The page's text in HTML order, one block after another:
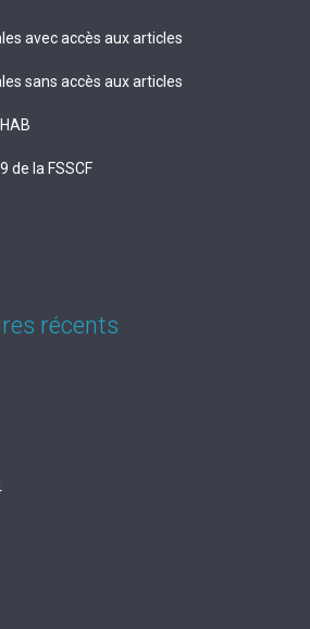
avec accès aux articles
sans accès aux articles
de la FSSCF
récents